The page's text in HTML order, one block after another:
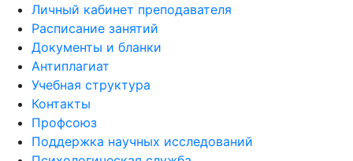
Личный кабинет преподавателя
Расписание занятий
Документы и бланки
Антиплагиат
Учебная структура
Контакты
Профсоюз
Поддержка научных исследований